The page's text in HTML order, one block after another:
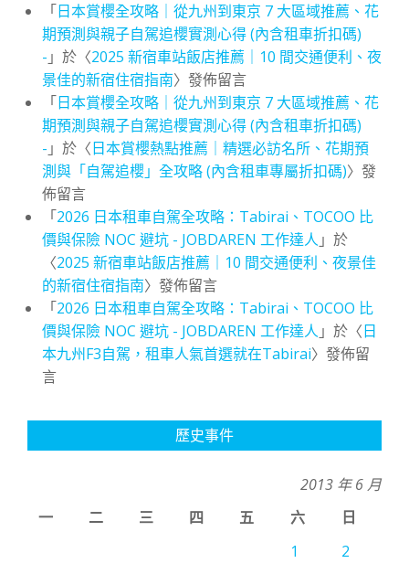
「日本賞櫻全攻略｜從九州到東京 7 大區域推薦、花
期預測與親子自駕追櫻實測心得 (內含租車折扣碼)
- 」於〈2025 新宿車站飯店推薦｜10 間交通便利、夜
景佳的新宿住宿指南〉發佈留言
「日本賞櫻全攻略｜從九州到東京 7 大區域推薦、花
期預測與親子自駕追櫻實測心得 (內含租車折扣碼)
- 」於〈日本賞櫻熱點推薦｜精選必訪名所、花期預
測與「自駕追櫻」全攻略 (內含租車專屬折扣碼)〉發
佈留言
「2026 日本租車自駕全攻略：Tabirai、TOCOO 比
價與保險 NOC 避坑 - JOBDAREN 工作達人 」於
〈2025 新宿車站飯店推薦｜10 間交通便利、夜景佳
的新宿住宿指南〉發佈留言
「2026 日本租車自駕全攻略：Tabirai、TOCOO 比
價與保險 NOC 避坑 - JOBDAREN 工作達人 」於〈日
本九州F3自駕，租車人氣首選就在Tabirai〉發佈留
言
歷史事件
2013 年 6 月
一
二 三 四 五 六
日
1
2